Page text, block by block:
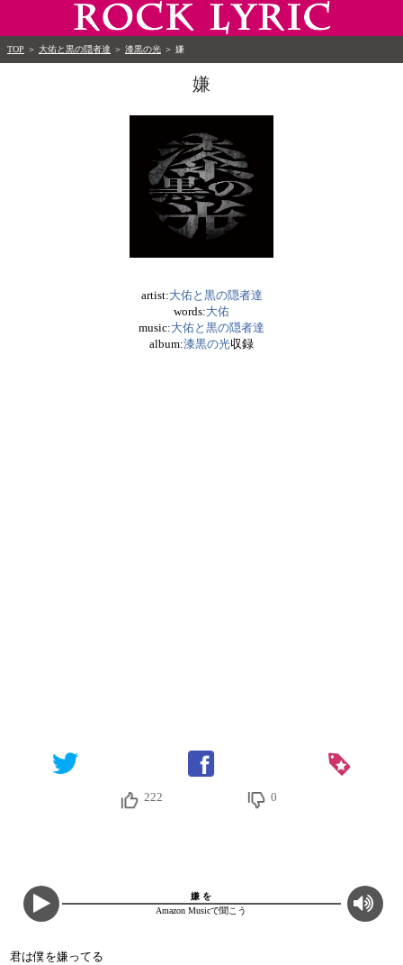
TOP ＞ 大佑と黒の隠者達 ＞ 漆黒の光 ＞ 嫌
嫌
artist:大佑と黒の隠者達
words:大佑
music:大佑と黒の隠者達
album:漆黒の光収録
222 0
嫌 を
Amazon Musicで聞こう
君は僕を嫌ってる